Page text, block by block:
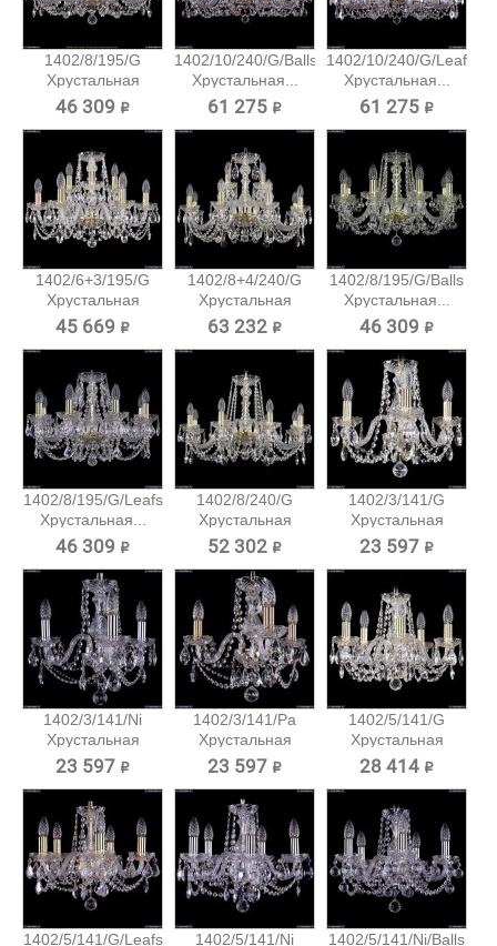
1402/8/195/G
Хрустальная
подвесная...
46 309 ₽
1402/10/240/G/Balls
Хрустальная...
61 275 ₽
1402/10/240/G/Leafs
Хрустальная...
61 275 ₽
1402/6+3/195/G
Хрустальная
подвесная...
45 669 ₽
1402/8+4/240/G
Хрустальная
подвесная...
63 232 ₽
1402/8/195/G/Balls
Хрустальная...
46 309 ₽
1402/8/195/G/Leafs
Хрустальная...
46 309 ₽
1402/8/240/G
Хрустальная
подвесная...
52 302 ₽
1402/3/141/G
Хрустальная
подвесная...
23 597 ₽
1402/3/141/Ni
Хрустальная
подвесная...
23 597 ₽
1402/3/141/Pa
Хрустальная
подвесная...
23 597 ₽
1402/5/141/G
Хрустальная
подвесная...
28 414 ₽
1402/5/141/G/Leafs 1402/5/141/Ni 1402/5/141/Ni/Balls